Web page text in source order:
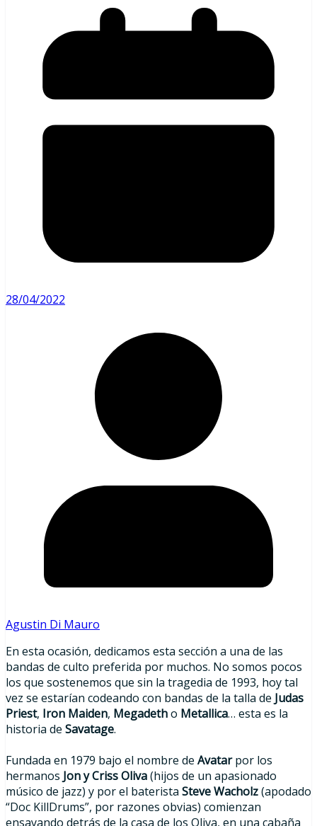
28/04/2022
Agustin Di Mauro
En esta ocasión, dedicamos esta sección a una de las
bandas de culto preferida por muchos. No somos pocos
los que sostenemos que sin la tragedia de 1993, hoy tal
vez se estarían codeando con bandas de la talla de Judas
Priest, Iron Maiden, Megadetho Metallica… esta es la
historia de Savatage.
Fundada en 1979 bajo el nombre de Avatarpor los
hermanos Jon yCriss Oliva(hijos de un apasionado
músico de jazz) y por el baterista Steve Wacholz(apodado
“Doc KillDrums”, por razones obvias) comienzan
ensayando detrás de la casa de los Oliva, en una cabaña